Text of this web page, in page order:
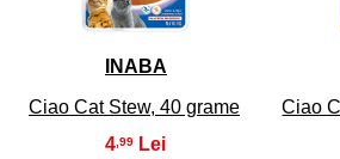
INABA
Ciao Cat Stew, 40 grame
4 ,99
Ciao